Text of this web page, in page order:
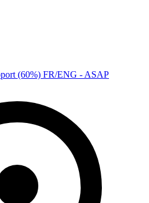
(60%) FR/ENG - ASAP